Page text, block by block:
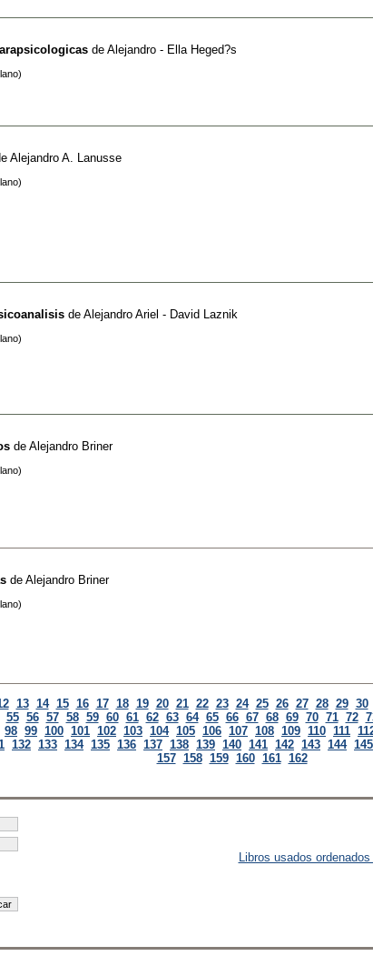
de Alejandro - Ella Heged?s
Alejandro A. Lanusse
de Alejandro Ariel - David Laznik
de Alejandro Briner
de Alejandro Briner
13 14 15 16 17 18 19 20 21 22 23 24 25 26 27 28 29 30
55 56 57 58 59 60 61 62 63 64 65 66 67 68 69 70 71 72
98 99 100 101 102 103 104 105 106 107 108 109 110 111
132 133 134 135 136 137 138 139 140 141 142 143 144 145
157 158 159 160 161 162
Libros usados